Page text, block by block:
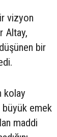
vizyon
Altay,
bir
kolay
büyük emek
maddi